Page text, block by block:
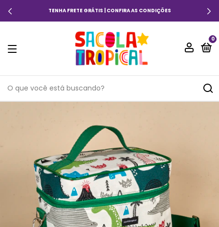
TENHA FRETE GRÁTIS | CONFIRA AS CONDIÇÕES
0